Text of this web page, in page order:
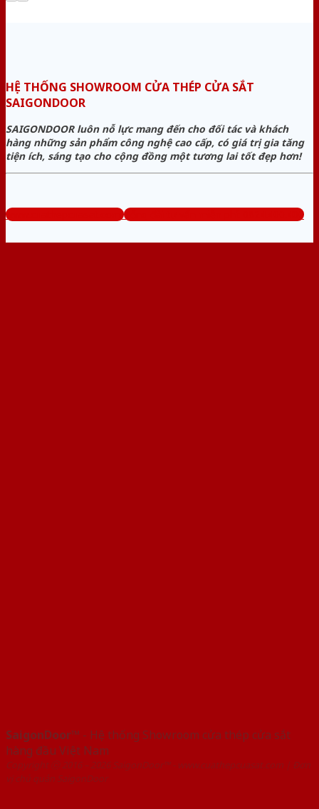
HỆ THỐNG SHOWROOM CỬA THÉP CỬA SẮT
SAIGONDOOR
SAIGONDOOR luôn nỗ lực mang đến cho đối tác và khách
hàng những sản phẩm công nghệ cao cấp, có giá trị gia tăng
tiện ích, sáng tạo cho cộng đồng một tương lai tốt đẹp hơn!
www.cuathepcuasat.com Tổng đài tư vấn miễn phí: 0824.400.400
SaigonDoor™ - Hệ thống Showroom cửa thép cửa sắt
hàng đầu Việt Nam
Copyright ⓒ 2016 – 2026 SaigonDoor™ - www.cuathepcuasat.com | Đơn
vị chủ quản SaigonDoor